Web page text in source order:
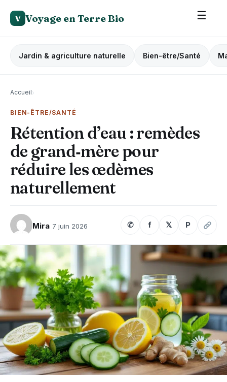
V Voyage en Terre Bio ☰
Jardin & agriculture naturelle Bien-être/Santé
Accueil›
BIEN-ÊTRE/SANTÉ
Rétention d’eau : remèdes
de grand‑mère pour
réduire les œdèmes
naturellement
Mira 7 juin 2026 ✆ f 𝕏 P